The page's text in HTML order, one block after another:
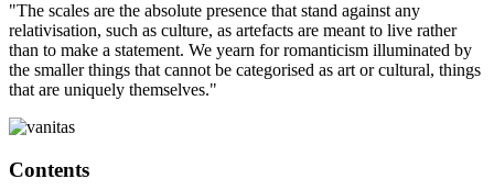
"The scales are the absolute presence that stand against any
relativisation, such as culture, as artefacts are meant to live rather
than to make a statement. We yearn for romanticism illuminated by
the smaller things that cannot be categorised as art or cultural, things
that are uniquely themselves."
Contents